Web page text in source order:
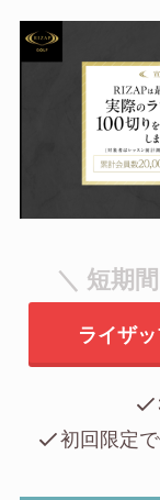
＼ 短期
ライザ
初回限定